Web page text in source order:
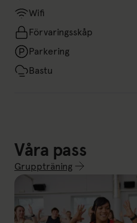
Wifi
Förvaringsskåp
Parkering
Bastu
Våra pass
Link till: Gruppträning
Gruppträning
Jympa